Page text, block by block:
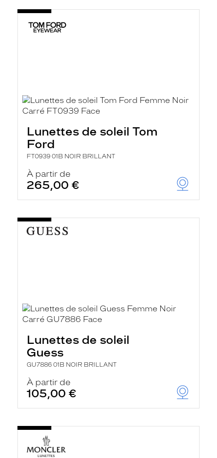
Lunettes de soleil Tom
Ford
FT0939 01B NOIR BRILLANT
À partir de
265,00 €
Lunettes de soleil
Guess
GU7886 01B NOIR BRILLANT
À partir de
105,00 €